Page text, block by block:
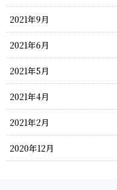
2021年9月
2021年6月
2021年5月
2021年4月
2021年2月
2020年12月